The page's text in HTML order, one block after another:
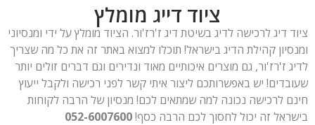
ציוד דייג מומלץ
ציוד דיג לרכישה לדיג בשיטת דיג ז'רז'ור. הציוד מומלץ על ידי ומנסיוני
ומנסיון קהילת הדיג בישראל! תוכלו למצוא באתר זה את כל מה שצריך
לדיג ז'רז'ור, גם מוצרים איכותיים מאוד ונדירים וגם דברים זולים יותר
שעובדים! יש באפשרותכם ליצור איתי קשר לפני רכישה ולקבל ייעוץ
חינם לרכישה נכונה למה שמתאים לכם! מנסיון של הרבה לקוחות
בישראל זה יכול לחסוך לכם הרבה כסף!052-6007600